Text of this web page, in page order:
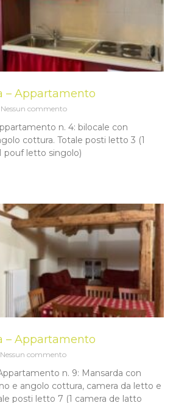
– Appartamento
commento
n. 4: bilocale con
cottura. Totale posti letto 3 (1
pouf letto singolo)
– Appartamento
commento
n. 9: Mansarda con
e angolo cottura, camera da letto e
posti letto 7 (1 camera de latto